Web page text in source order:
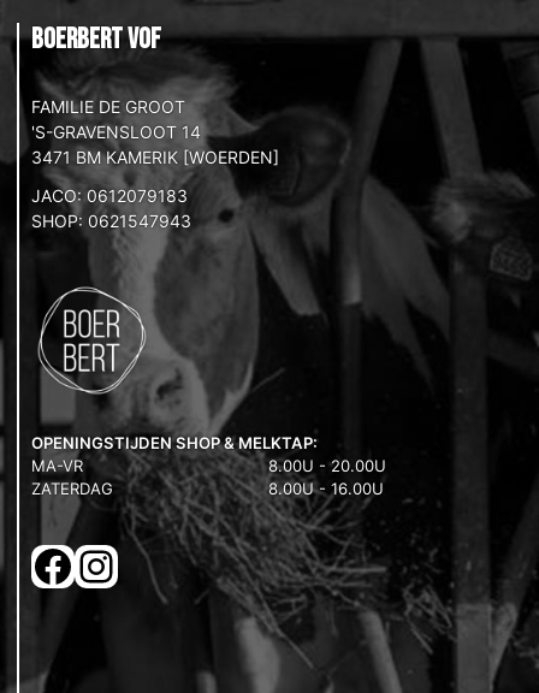
BoerBert VOF
FAMILIE DE GROOT
'S-GRAVENSLOOT 14
3471 BM KAMERIK [WOERDEN]
JACO: 0612079183
SHOP: 0621547943
OPENINGSTIJDEN SHOP & MELKTAP:
MA-VR
8.00U - 20.00U
ZATERDAG
8.00U - 16.00U
FACEBOOK
INSTAGRAM